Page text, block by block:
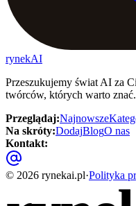
rynekAI
Przeszukujemy świat AI za
twórców, których warto znać.
Przeglądaj:Najnowsze
Na skróty:DodajBlogO nas
Kontakt:
© 2026 rynekai.pl·Polityka